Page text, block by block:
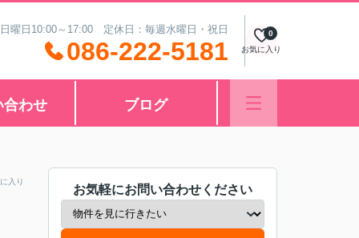
曜日10:00～17:00 定休日：毎週水曜日・祝日
086-222-5181 お気に入り
0
合わせ ブログ
入り
お気軽にお問い合わせください